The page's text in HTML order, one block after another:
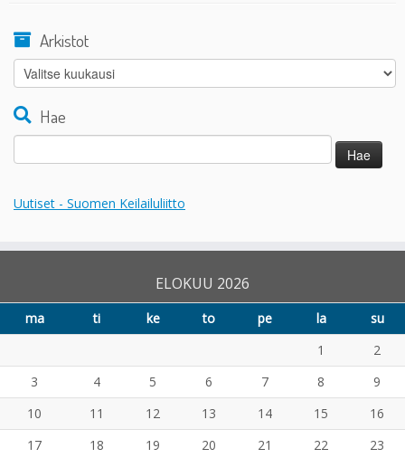
Arkistot
Arkistot
Hae
Haku:
Uutiset - Suomen Keilailuliitto
ELOKUU 2026
ma ti ke to pe la
su
1
2
3
4 5 6 7 8
9
10
11 12 13 14 15
16
17
18 19 20 21 22 23